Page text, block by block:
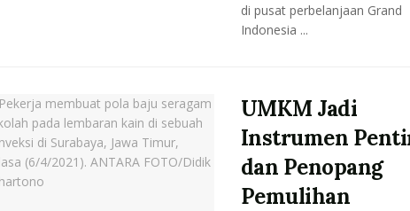
di pusat perbelanjaan Grand
Indonesia ...
UMKM Jadi
Instrumen
dan Penopang
Pemulihan